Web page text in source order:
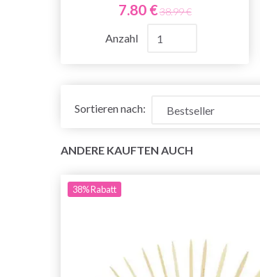
7.80 €38.99 €
Anzahl
Sortieren nach:
ANDERE KAUFTEN AUCH
38%Rabatt